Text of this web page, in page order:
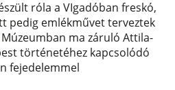
róla a VIgadóban freskó,
pedig emlékművet terveztek
ma záruló Attila-
történetéhez kapcsolódó
fejedelemmel